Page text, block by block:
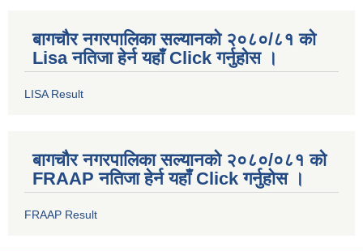
बागचौर नगरपालिका सल्यानको २०८०/८१ को
Lisa नतिजा हेर्न यहाँ Click गर्नुहोस ।
LISA Result
बागचौर नगरपालिका सल्यानको २०८०/०८१ को
FRAAP नतिजा हेर्न यहाँ Click गर्नुहोस ।
FRAAP Result